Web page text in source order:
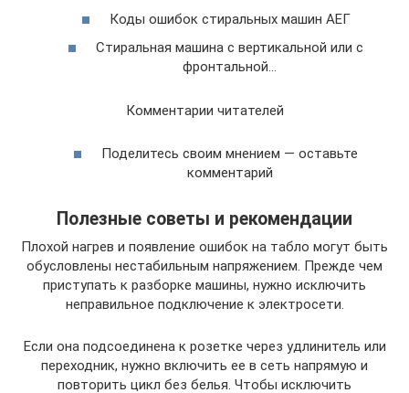
Коды ошибок стиральных машин АЕГ
Стиральная машина с вертикальной или с
фронтальной…
Комментарии читателей
Поделитесь своим мнением — оставьте
комментарий
Полезные советы и рекомендации
Плохой нагрев и появление ошибок на табло могут быть
обусловлены нестабильным напряжением. Прежде чем
приступать к разборке машины, нужно исключить
неправильное подключение к электросети.
Если она подсоединена к розетке через удлинитель или
переходник, нужно включить ее в сеть напрямую и
повторить цикл без белья. Чтобы исключить